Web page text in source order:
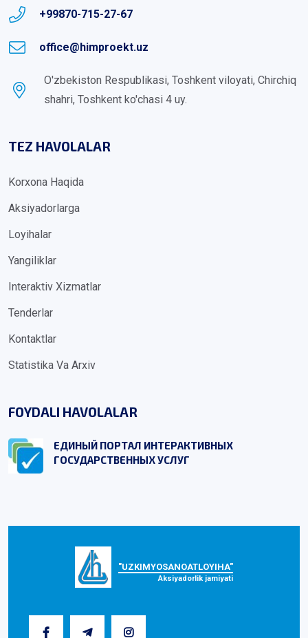
+99870-715-27-67
office@himproekt.uz
O'zbekiston Respublikasi, Toshkent viloyati, Chirchiq
shahri, Toshkent ko'chasi 4 uy.
TEZ HAVOLALAR
Korxona Haqida
Aksiyadorlarga
Loyihalar
Yangiliklar
Interaktiv Xizmatlar
Tenderlar
Kontaktlar
Statistika Va Arxiv
FOYDALI HAVOLALAR
ЕДИНЫЙ ПОРТАЛ ИНТЕРАКТИВНЫХ
ГОСУДАРСТВЕННЫХ УСЛУГ
"UZKIMYOSANOATLOYIHA"
Aksiyadorlik jamiyati